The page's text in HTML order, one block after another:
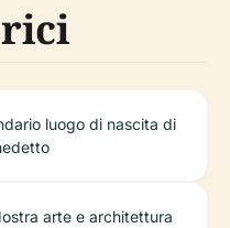
luogo di nascita di
arte e architettura